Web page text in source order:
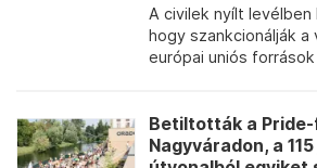
A civilek nyílt
hogy szankcionálják a
európai uniós
Betiltották a
Nagyváradon, a